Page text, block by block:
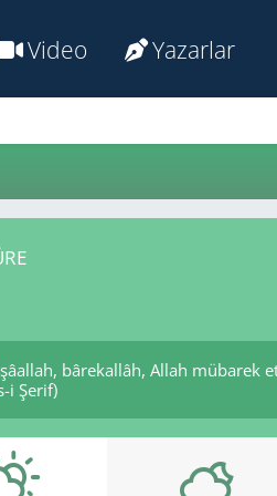
Video Yazarlar
bârekallâh, Allah mübarek
i Şerif)